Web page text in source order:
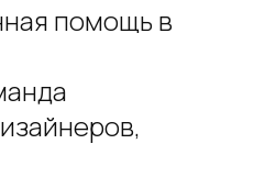
помощь в